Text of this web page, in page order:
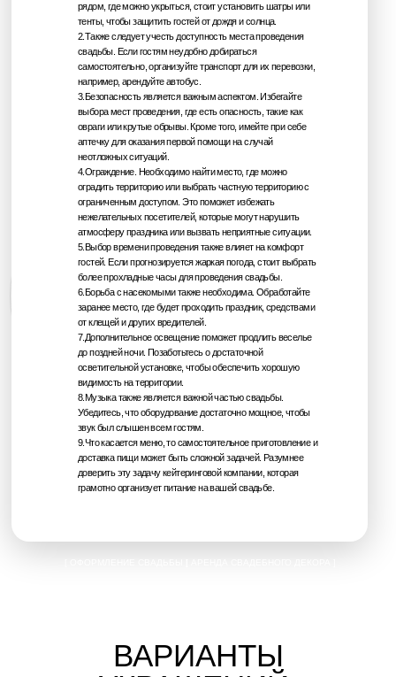
рядом, где можно укрыться, стоит установить шатры или
тенты, чтобы защитить гостей от дождя и солнца.
2.Также следует учесть доступность места проведения
свадьбы. Если гостям неудобно добираться
самостоятельно, организуйте транспорт для их перевозки,
например, арендуйте автобус.
3.Безопасность является важным аспектом. Избегайте
выбора мест проведения, где есть опасность, такие как
овраги или крутые обрывы. Кроме того, имейте при себе
аптечку для оказания первой помощи на случай
неотложных ситуаций.
4.Ограждение. Необходимо найти место, где можно
оградить территорию или выбрать частную территорию с
ограниченным доступом. Это поможет избежать
нежелательных посетителей, которые могут нарушить
атмосферу праздника или вызвать неприятные ситуации.
5.Выбор времени проведения также влияет на комфорт
гостей. Если прогнозируется жаркая погода, стоит выбрать
более прохладные часы для проведения свадьбы.
6.Борьба с насекомыми также необходима. Обработайте
заранее место, где будет проходить праздник, средствами
от клещей и других вредителей.
7.Дополнительное освещение поможет продлить веселье
до поздней ночи. Позаботьтесь о достаточной
осветительной установке, чтобы обеспечить хорошую
видимость на территории.
8.Музыка также является важной частью свадьбы.
Убедитесь, что оборудование достаточно мощное, чтобы
звук был слышен всем гостям.
9.Что касается меню, то самостоятельное приготовление и
доставка пищи может быть сложной задачей. Разумнее
доверить эту задачу кейтеринговой компании, которая
грамотно организует питание на вашей свадьбе.
СЕРВИРОВКА
ТЕКСТИЛЬ
АЛЬТЕРНАТИВНЫЙ ДЕКОР
(ветки свечи сухоцветы мох
зелень)
ФЛОРИСТИЧЕСКИЕ
КОМПОЗИЦИИ
ВАРИАНТЫ
УКРАШЕНИЙ.
Основные элементы декорирования свадеб в
2023 году это:
Мы предлагаем эксклюзивный реквизит, который
поможет сделать вашу свадьбу особенной.